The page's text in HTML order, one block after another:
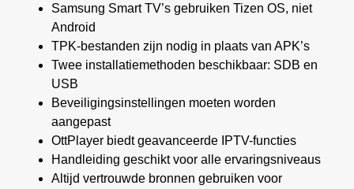
Samsung Smart TV’s gebruiken Tizen OS, niet
Android
TPK-bestanden zijn nodig in plaats van APK’s
Twee installatiemethoden beschikbaar: SDB en
USB
Beveiligingsinstellingen moeten worden
aangepast
OttPlayer biedt geavanceerde IPTV-functies
Handleiding geschikt voor alle ervaringsniveaus
Altijd vertrouwde bronnen gebruiken voor